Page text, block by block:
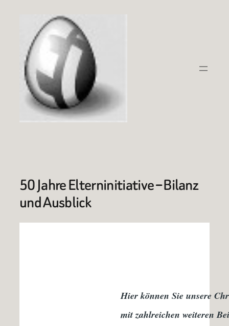
springen
50 Jahre Elterninitiative – Bilanz
und Ausblick
Hier können Sie unsere
mit zahlreichen weiteren